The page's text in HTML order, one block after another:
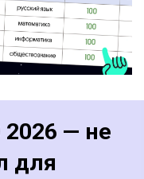
— не
для